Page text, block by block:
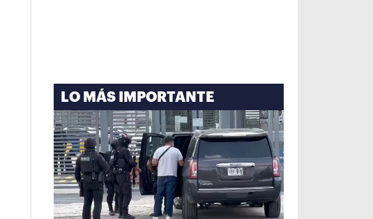
LO MÁS IMPORTANTE